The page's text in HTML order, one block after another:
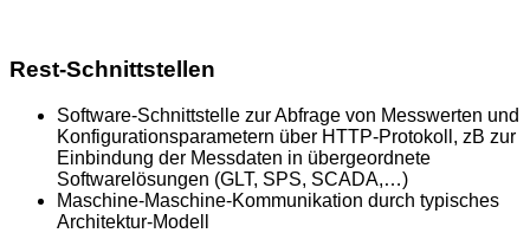
Rest-Schnittstellen
Software-Schnittstelle zur Abfrage von Messwerten und
Konfigurationsparametern über HTTP-Protokoll, zB zur
Einbindung der Messdaten in übergeordnete
Softwarelösungen (GLT, SPS, SCADA,…)
Maschine-Maschine-Kommunikation durch typisches
Architektur-Modell